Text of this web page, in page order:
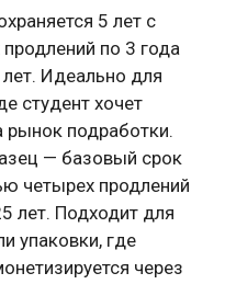
5 лет с
по 3 года
Идеально для
студент хочет
рынок подработки.
— базовый срок
четырех продлений
лет. Подходит для
упаковки, где
через